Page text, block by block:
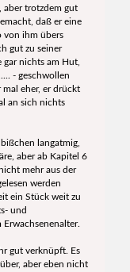
aber trotzdem gut
daß er eine
von ihm übers
gut zu seiner
gar nichts am Hut,
- geschwollen
eher, er drückt
an sich nichts
langatmig,
aber ab Kapitel 6
mehr aus der
werden
ein Stück weit zu
und
Erwachsenenalter.
gut verknüpft. Es
aber eben nicht